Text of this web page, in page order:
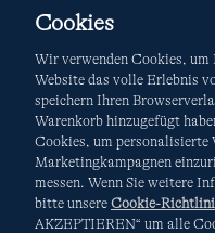
AGB
Cookies-Ich
Cookies
Wir verwenden Cookies, um
Website das volle Erlebnis
speichern Ihren
Warenkorb hinzugefügt
Cookies, um personalisierte
Marketingkampagnen
messen. Wenn Sie weitere
bitte unsere Cookie-
AKZEPTIEREN“ um alle